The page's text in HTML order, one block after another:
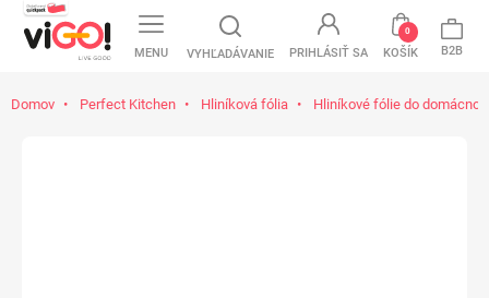
MENU VYHĽADÁVANIE PRIHLÁSIŤ SA KOŠÍK
0
B2B
Domov Perfect Kitchen Hliníková fólia Hliníkové fólie do